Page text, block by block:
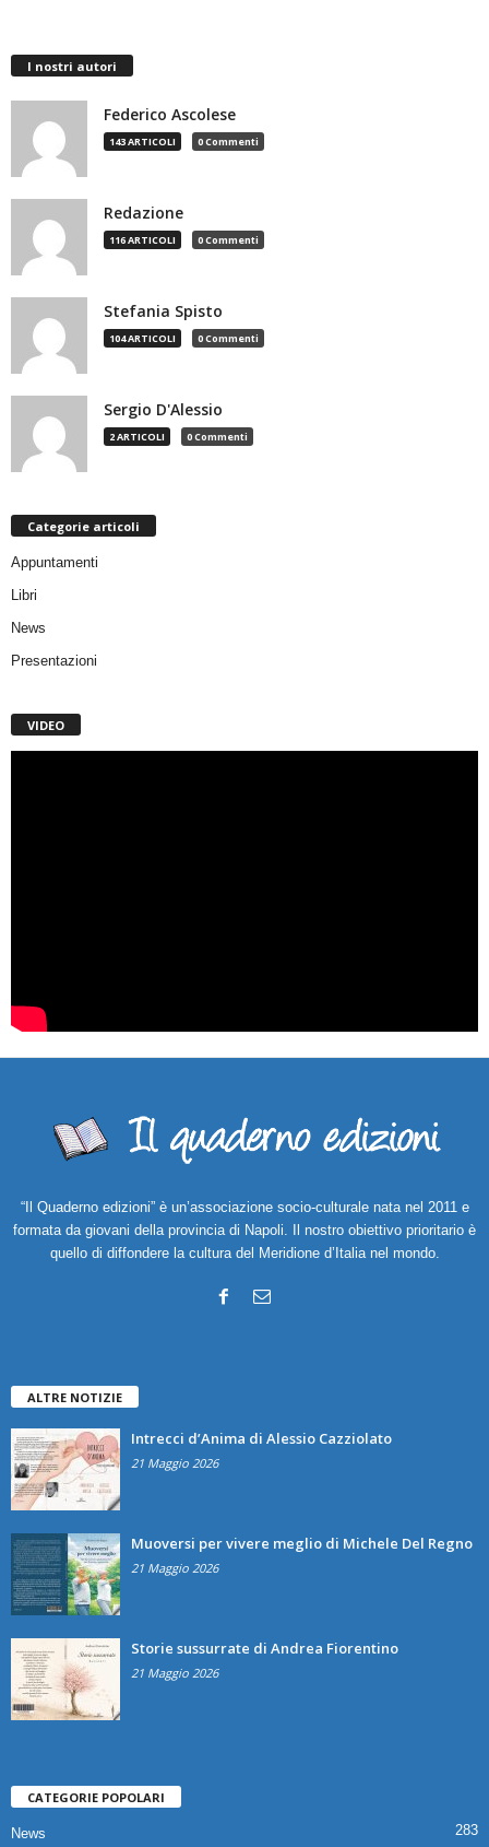
I nostri autori
Federico Ascolese
143 ARTICOLI 0 Commenti
Redazione
116 ARTICOLI 0 Commenti
Stefania Spisto
104 ARTICOLI 0 Commenti
Sergio D'Alessio
2 ARTICOLI 0 Commenti
Categorie articoli
Appuntamenti
Libri
News
Presentazioni
VIDEO
“Il Quaderno edizioni” è un’associazione socio-culturale nata nel 2011 e
formata da giovani della provincia di Napoli. Il nostro obiettivo prioritario è
quello di diffondere la cultura del Meridione d’Italia nel mondo.
ALTRE NOTIZIE
Intrecci d’Anima di Alessio Cazziolato
21 Maggio 2026
Muoversi per vivere meglio di Michele Del Regno
21 Maggio 2026
Storie sussurrate di Andrea Fiorentino
21 Maggio 2026
CATEGORIE POPOLARI
News 283